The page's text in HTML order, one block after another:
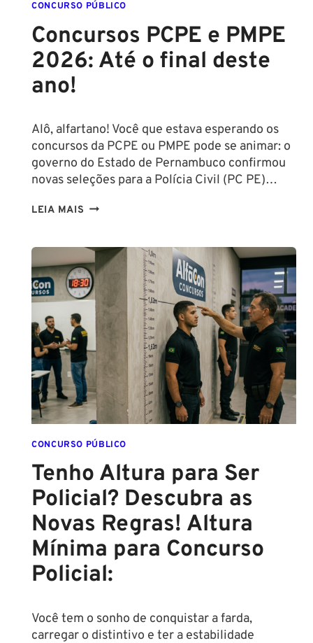
CONCURSO PÚBLICO
Concursos PCPE e PMPE
2026: Até o final deste
ano!
Alô, alfartano! Você que estava esperando os
concursos da PCPE ou PMPE pode se animar: o
governo do Estado de Pernambuco confirmou
novas seleções para a Polícia Civil (PC PE)…
LEIA MAIS CONCURSOS
PMPE
2026:
ATÉ
FINAL
DESTE
ANO!
CONCURSO PÚBLICO
Tenho Altura para Ser
Policial? Descubra as
Novas Regras! Altura
Mínima para Concurso
Policial:
Você tem o sonho de conquistar a farda,
carregar o distintivo e ter a estabilidade